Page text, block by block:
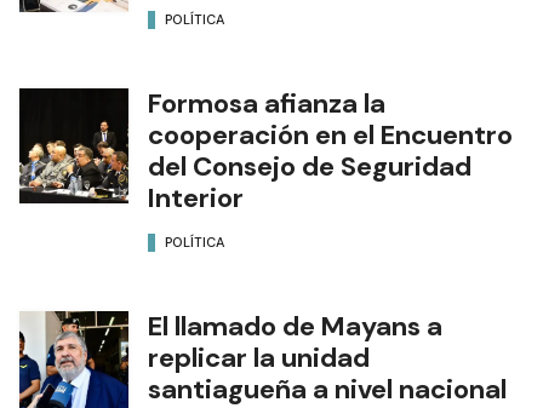
POLÍTICA
Formosa afianza la
cooperación en el Encuentro
del Consejo de Seguridad
Interior
POLÍTICA
El llamado de Mayans a
replicar la unidad
santiagueña a nivel nacional